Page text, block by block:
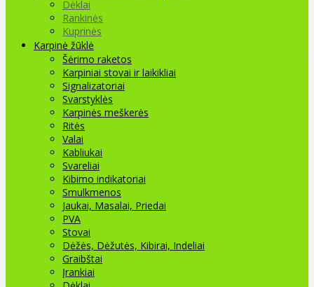
Dėklai
Rankinės
Kuprinės
Karpinė žūklė
Šėrimo raketos
Karpiniai stovai ir laikikliai
Signalizatoriai
Svarstyklės
Karpinės meškerės
Ritės
Valai
Kabliukai
Svareliai
Kibimo indikatoriai
Smulkmenos
Jaukai, Masalai, Priedai
PVA
Stovai
Dėžės, Dėžutės, Kibirai, Indeliai
Graibštai
Įrankiai